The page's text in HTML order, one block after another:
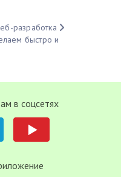
разработка
быстро и
в соцсетях